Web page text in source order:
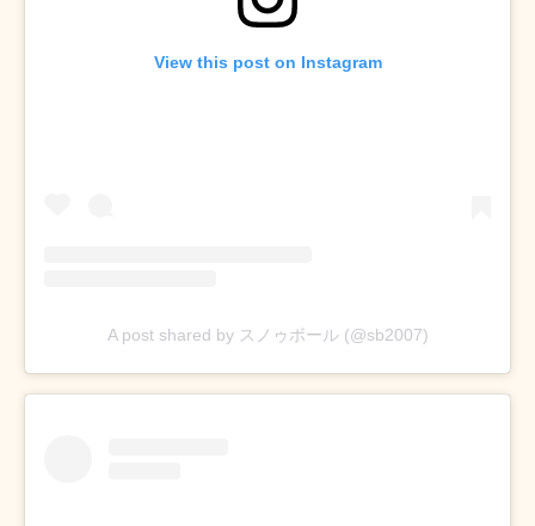
View this post on Instagram
A post shared by スノゥボール (@sb2007)